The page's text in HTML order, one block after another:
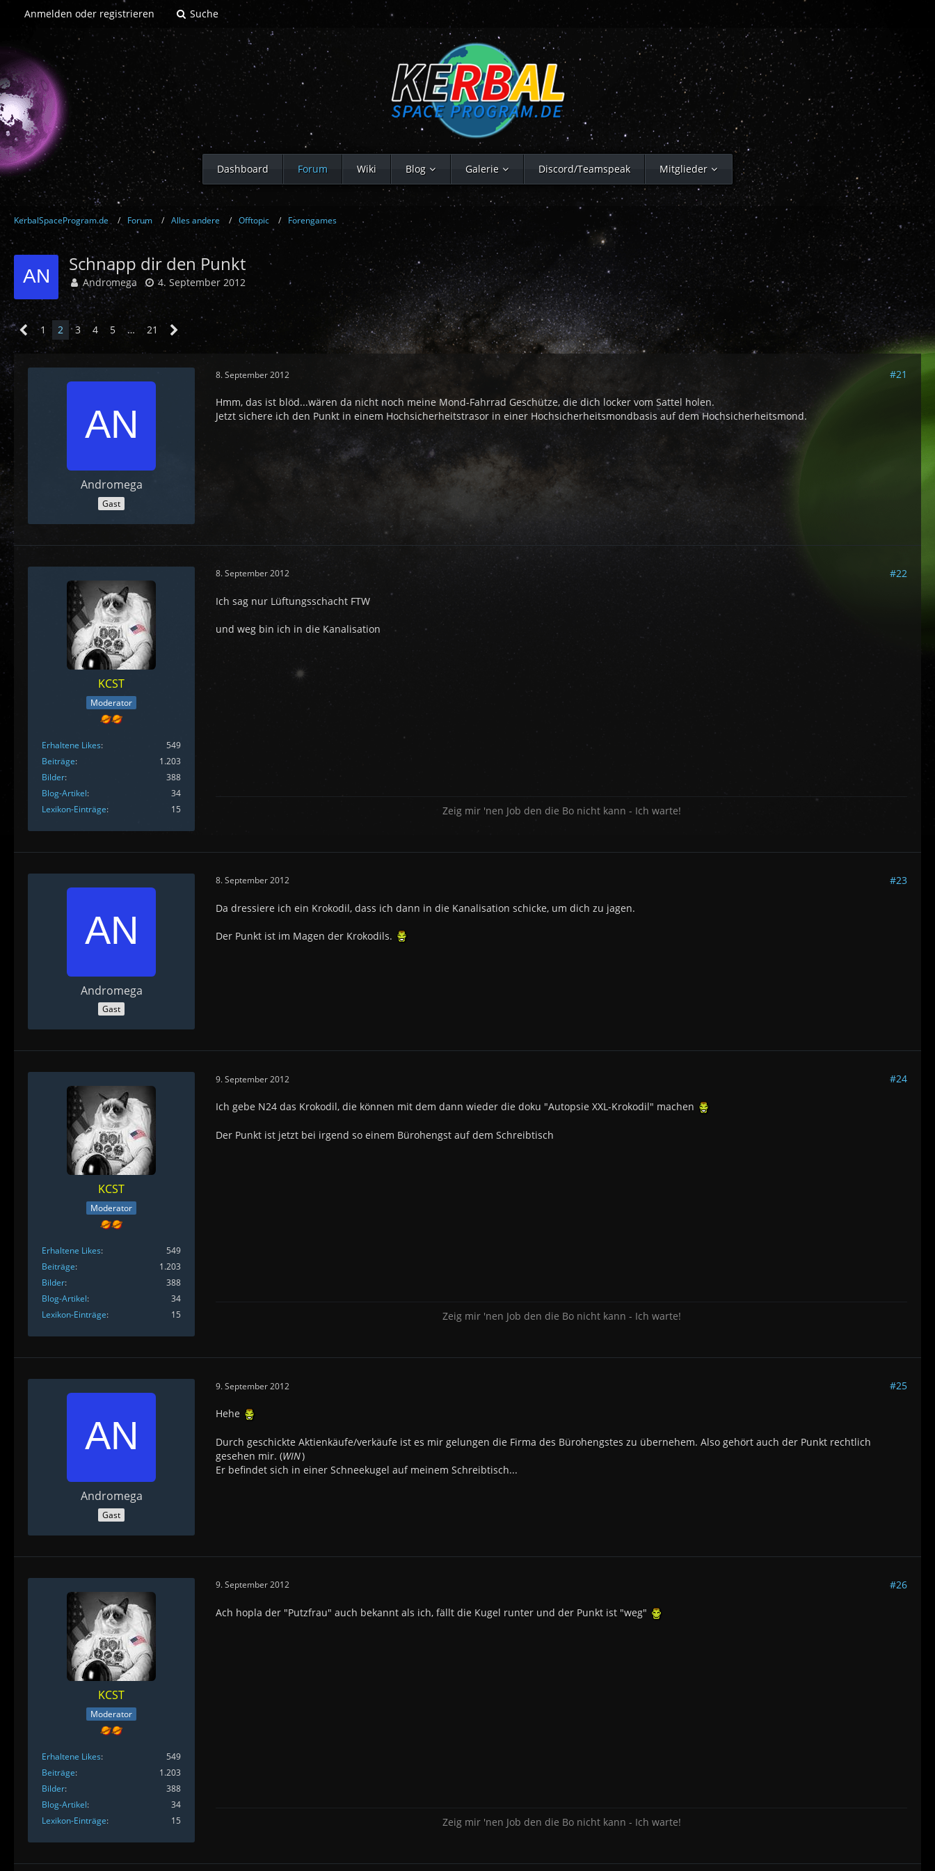
Anmelden oder registrieren Suche
Dashboard Forum Wiki Blog Galerie Discord/Teamspeak Mitglieder
KerbalSpaceProgram.de Forum Alles andere Offtopic Forengames
Schnapp dir den Punkt
Andromega 4. September 2012
1 2 3 4 5 … 21
Andromega
Gast
8. September 2012 #21
Hmm, das ist blöd...wären da nicht noch meine Mond-Fahrrad Geschütze, die dich locker vom Sattel holen.
Jetzt sichere ich den Punkt in einem Hochsicherheitstrasor in einer Hochsicherheitsmondbasis auf dem Hochsicherheitsmond.
KCST
Moderator
Erhaltene Likes
549
Beiträge
1.203
Bilder
388
Blog-Artikel
34
Lexikon-Einträge
15
8. September 2012 #22
Ich sag nur Lüftungsschacht FTW
und weg bin ich in die Kanalisation
Zeig mir 'nen Job den die Bo nicht kann - Ich warte!
Andromega
Gast
8. September 2012 #23
Da dressiere ich ein Krokodil, dass ich dann in die Kanalisation schicke, um dich zu jagen.
Der Punkt ist im Magen der Krokodils.
KCST
Moderator
Erhaltene Likes
549
Beiträge
1.203
Bilder
388
Blog-Artikel
34
Lexikon-Einträge
15
9. September 2012 #24
Ich gebe N24 das Krokodil, die können mit dem dann wieder die doku "Autopsie XXL-Krokodil" machen
Der Punkt ist jetzt bei irgend so einem Bürohengst auf dem Schreibtisch
Zeig mir 'nen Job den die Bo nicht kann - Ich warte!
Andromega
Gast
9. September 2012 #25
Hehe
Durch geschickte Aktienkäufe/verkäufe ist es mir gelungen die Firma des Bürohengstes zu übernehem. Also gehört auch der Punkt rechtlich
gesehen mir. (WIN)
Er befindet sich in einer Schneekugel auf meinem Schreibtisch...
KCST
Moderator
Erhaltene Likes
549
Beiträge
1.203
Bilder
388
Blog-Artikel
34
Lexikon-Einträge
15
9. September 2012 #26
Ach hopla der "Putzfrau" auch bekannt als ich, fällt die Kugel runter und der Punkt ist "weg"
Zeig mir 'nen Job den die Bo nicht kann - Ich warte!